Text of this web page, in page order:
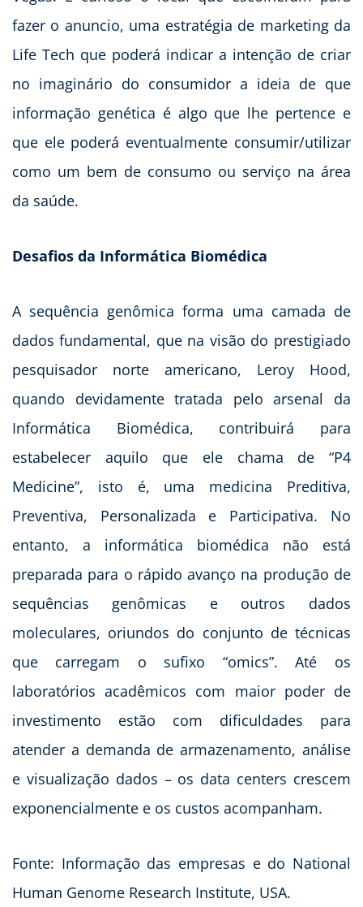
fazer o anuncio, uma estratégia de marketing da
Life Tech que poderá indicar a intenção de criar
no imaginário do consumidor a ideia de que
informação genética é algo que lhe pertence e
que ele poderá eventualmente consumir/utilizar
como um bem de consumo ou serviço na área
da saúde.
Desafios da Informática Biomédica
A sequência genômica forma uma camada de
dados fundamental, que na visão do prestigiado
pesquisador norte americano, Leroy Hood,
quando devidamente tratada pelo arsenal da
Informática Biomédica, contribuirá para
estabelecer aquilo que ele chama de “P4
Medicine”, isto é, uma medicina Preditiva,
Preventiva, Personalizada e Participativa. No
entanto, a informática biomédica não está
preparada para o rápido avanço na produção de
sequências genômicas e outros dados
moleculares, oriundos do conjunto de técnicas
que carregam o sufixo “omics”. Até os
laboratórios acadêmicos com maior poder de
investimento estão com dificuldades para
atender a demanda de armazenamento, análise
e visualização dados – os data centers crescem
exponencialmente e os custos acompanham.
Fonte: Informação das empresas e do National
Human Genome Research Institute, USA.